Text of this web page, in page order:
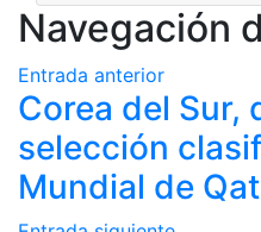
Navegación
Entrada anterior
Corea del Sur,
selección
Mundial de